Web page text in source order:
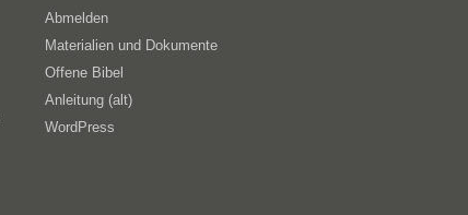
Abmelden
Materialien und Dokumente
Offene Bibel
Anleitung (alt)
WordPress